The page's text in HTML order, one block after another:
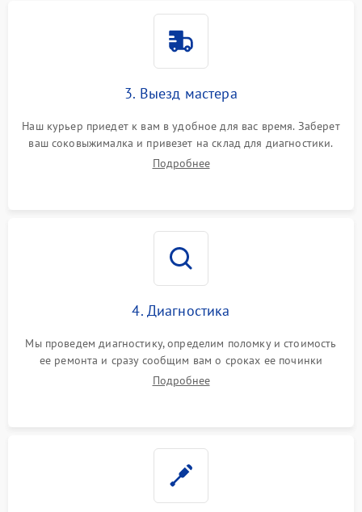
3. Выезд мастера
Наш курьер приедет к вам в удобное для вас время. Заберет
ваш соковыжималка и привезет на склад для диагностики.
Подробнее
4. Диагностика
Мы проведем диагностику, определим поломку и стоимость
ее ремонта и сразу сообщим вам о сроках ее починки
Подробнее